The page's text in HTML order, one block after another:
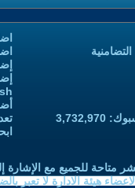
متاحة للجميع مع الإشارة
هيئة الادارة لا تعبر